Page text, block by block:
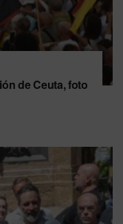
de Ceuta, foto